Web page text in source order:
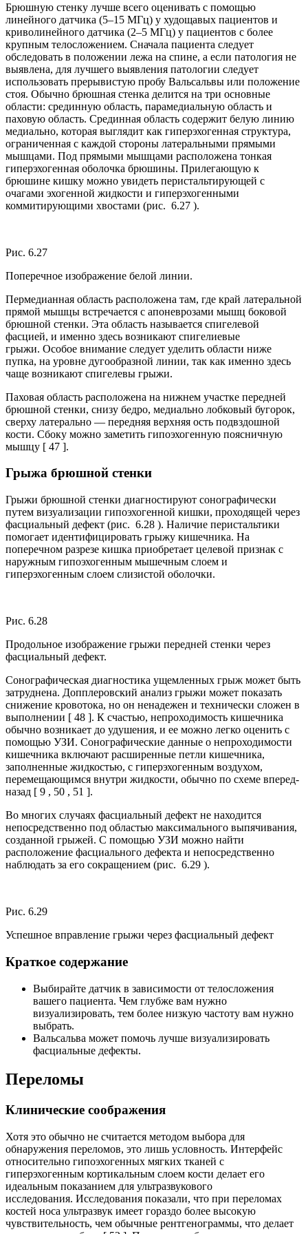
Брюшную стенку лучше всего оценивать с помощью
линейного датчика (5–15 МГц) у худощавых пациентов и
криволинейного датчика (2–5 МГц) у пациентов с более
крупным телосложением. Сначала пациента следует
обследовать в положении лежа на спине, а если патология не
выявлена, для лучшего выявления патологии следует
использовать прерывистую пробу Вальсальвы или положение
стоя. Обычно брюшная стенка делится на три основные
области: срединную область, парамедиальную область и
паховую область. Срединная область содержит белую линию
медиально, которая выглядит как гиперэхогенная структура,
ограниченная с каждой стороны латеральными прямыми
мышцами. Под прямыми мышцами расположена тонкая
гиперэхогенная оболочка брюшины. Прилегающую к
брюшине кишку можно увидеть перистальтирующей с
очагами эхогенной жидкости и гиперэхогенными
коммитирующими хвостами (рис. 6.27 ).
Рис. 6.27
Поперечное изображение белой линии.
Пермедианная область расположена там, где край латеральной
прямой мышцы встречается с апоневрозами мышц боковой
брюшной стенки. Эта область называется спигелевой
фасцией, и именно здесь возникают спигелиевые
грыжи. Особое внимание следует уделить области ниже
пупка, на уровне дугообразной линии, так как именно здесь
чаще возникают спигелевы грыжи.
Паховая область расположена на нижнем участке передней
брюшной стенки, снизу бедро, медиально лобковый бугорок,
сверху латерально — передняя верхняя ость подвздошной
кости. Сбоку можно заметить гипоэхогенную поясничную
мышцу [ 47 ].
Грыжа брюшной стенки
Грыжи брюшной стенки диагностируют сонографически
путем визуализации гипоэхогенной кишки, проходящей через
фасциальный дефект (рис. 6.28 ). Наличие перистальтики
помогает идентифицировать грыжу кишечника. На
поперечном разрезе кишка приобретает целевой признак с
наружным гипоэхогенным мышечным слоем и
гиперэхогенным слоем слизистой оболочки.
Рис. 6.28
Продольное изображение грыжи передней стенки через
фасциальный дефект.
Сонографическая диагностика ущемленных грыж может быть
затруднена. Допплеровский анализ грыжи может показать
снижение кровотока, но он ненадежен и технически сложен в
выполнении [ 48 ]. К счастью, непроходимость кишечника
обычно возникает до удушения, и ее можно легко оценить с
помощью УЗИ. Сонографические данные о непроходимости
кишечника включают расширенные петли кишечника,
заполненные жидкостью, с гиперэхогенным воздухом,
перемещающимся внутри жидкости, обычно по схеме вперед-
назад [ 9 , 50 , 51 ].
Во многих случаях фасциальный дефект не находится
непосредственно под областью максимального выпячивания,
созданной грыжей. С помощью УЗИ можно найти
расположение фасциального дефекта и непосредственно
наблюдать за его сокращением (рис. 6.29 ).
Рис. 6.29
Успешное вправление грыжи через фасциальный дефект
Краткое содержание
Выбирайте датчик в зависимости от телосложения
вашего пациента. Чем глубже вам нужно
визуализировать, тем более низкую частоту вам нужно
выбрать.
Вальсальва может помочь лучше визуализировать
фасциальные дефекты.
Переломы
Клинические соображения
Хотя это обычно не считается методом выбора для
обнаружения переломов, это лишь условность. Интерфейс
относительно гипоэхогенных мягких тканей с
гиперэхогенным кортикальным слоем кости делает его
идеальным показанием для ультразвукового
исследования. Исследования показали, что при переломах
костей носа ультразвук имеет гораздо более высокую
чувствительность, чем обычные рентгенограммы, что делает